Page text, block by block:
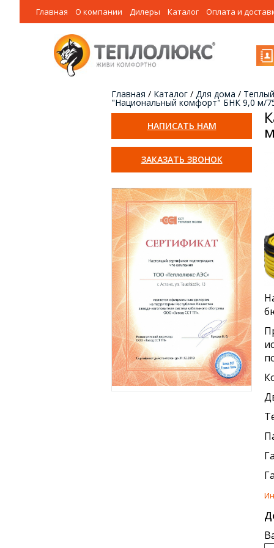
Главная О компании Дилеры Каталог Оплата и
НАПИСАТЬ НАМ
ЗАКАЗАТЬ ЗВОНОК
Главная / Каталог / Для дома /
"Национальный комфорт" БНК 9,0 м/